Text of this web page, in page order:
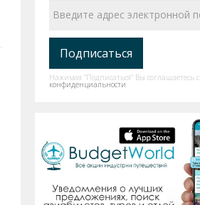
Нажимая "Подписаться" Вы соглашаетесь с
конфиденциальности